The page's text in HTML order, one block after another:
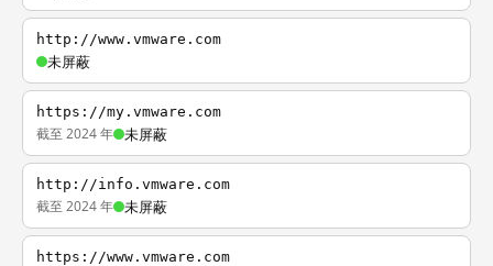
http://www.vmware.com
未屏蔽
https://my.vmware.com
截至 2024 年 未屏蔽
http://info.vmware.com
截至 2024 年 未屏蔽
https://www.vmware.com